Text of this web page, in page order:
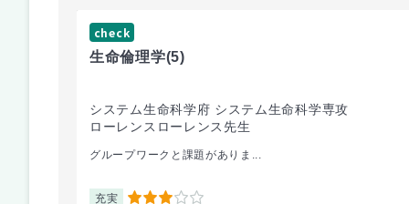
check
生命倫理学(5)
システム生命科学府 システム生命科学専攻
ローレンスローレンス先生
グループワークと課題がありま...
充実 3